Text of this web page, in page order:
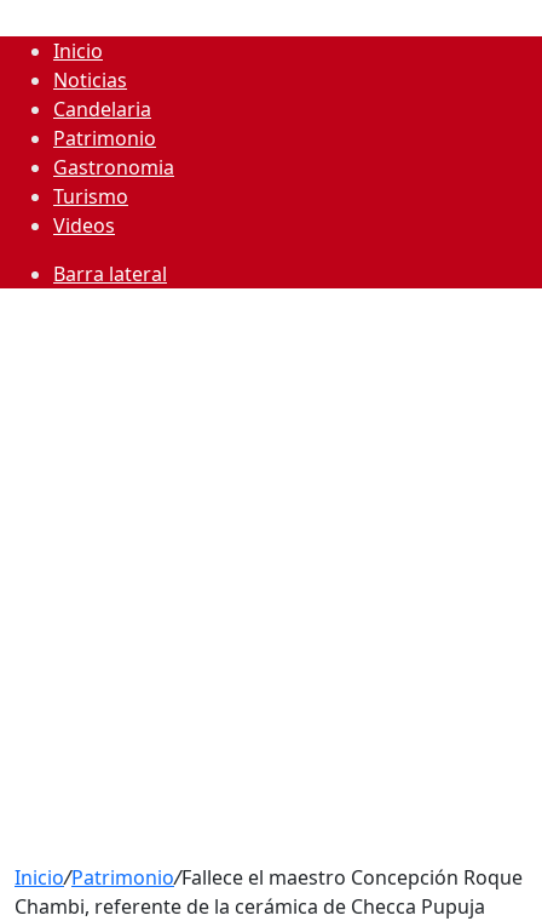
Inicio
Noticias
Candelaria
Patrimonio
Gastronomia
Turismo
Videos
Barra lateral
Inicio/Patrimonio/Fallece el maestro Concepción Roque
Chambi, referente de la cerámica de Checca Pupuja